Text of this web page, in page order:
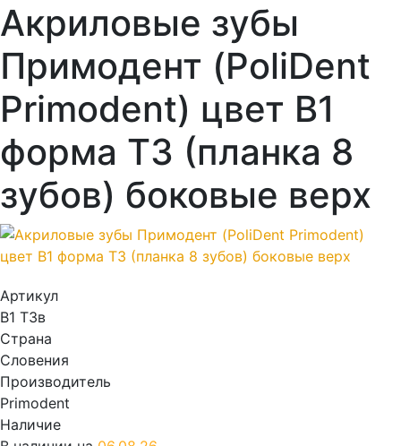
Акриловые зубы
Примодент (PoliDent
Primodent) цвет B1
форма T3 (планка 8
зубов) боковые верх
Артикул
B1 T3в
Страна
Словения
Производитель
Primodent
Наличие